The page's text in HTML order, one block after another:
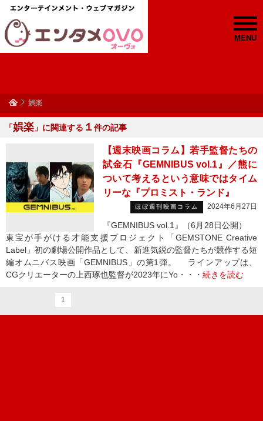
MENU
娯楽
「娯楽 」に関連する １ 件の記事
【週末映画コラム】若手監督たちの
試金石『GEMNIBUS vol.1』／熊に
ついて考えるという意味ではタイム
リーな『プロミスト・ランド』
ほぼ週刊映画コラム 2024年6月27日
『GEMNIBUS vol.1』（6月28日公開）
東宝が手がける才能支援プロジェクト「GEMSTONE Creative
Label」初の劇場公開作品として、新進気鋭の監督たちが競作する短
編オムニバス映画「GEMNIBUS」の第1弾。 ラインアップは、
CGクリエーターの上西琢也監督が2023年にYo・・・ 続きを読む
1